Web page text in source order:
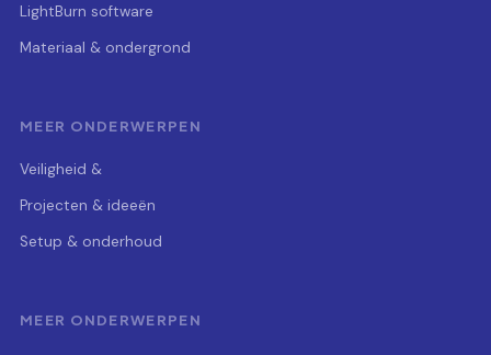
LightBurn software
Materiaal & ondergrond
MEER ONDERWERPEN
Veiligheid &
Projecten & ideeën
Setup & onderhoud
MEER ONDERWERPEN